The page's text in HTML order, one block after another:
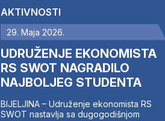
AKTIVNOSTI
29. Maja 2026.
UDRUŽENJE EKONOMISTA
RS SWOT NAGRADILO
NAJBOLJEG STUDENTA
BIJELJINA – Udruženje ekonomista RS
SWOT nastavlja sa dugogodišnjom